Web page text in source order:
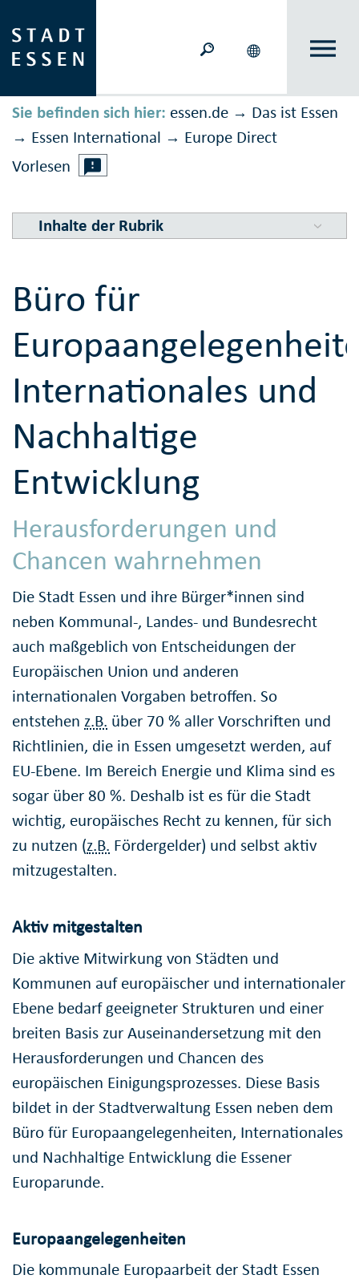
Sie befinden sich hier: essen.de → Das ist Essen
→ Essen International → Europe Direct
Vorlesen
Inhalte der Rubrik
Büro für
Internationales und
Nachhaltige
Entwicklung
Herausforderungen und
Chancen wahrnehmen
Die Stadt Essen und ihre Bürger*innen sind
neben Kommunal-, Landes- und Bundesrecht
auch maßgeblich von Entscheidungen der
Europäischen Union und anderen
internationalen Vorgaben betroffen. So
entstehen z.B. über 70 % aller Vorschriften und
Richtlinien, die in Essen umgesetzt werden, auf
EU-Ebene. Im Bereich Energie und Klima sind es
sogar über 80 %. Deshalb ist es für die Stadt
wichtig, europäisches Recht zu kennen, für sich
zu nutzen (z.B. Fördergelder) und selbst aktiv
mitzugestalten.
Aktiv mitgestalten
Die aktive Mitwirkung von Städten und
Kommunen auf europäischer und internationaler
Ebene bedarf geeigneter Strukturen und einer
breiten Basis zur Auseinandersetzung mit den
Herausforderungen und Chancen des
europäischen Einigungsprozesses. Diese Basis
bildet in der Stadtverwaltung Essen neben dem
Büro für Europaangelegenheiten, Internationales
und Nachhaltige Entwicklung die Essener
Europarunde.
Europaangelegenheiten
Die kommunale Europaarbeit der Stadt Essen